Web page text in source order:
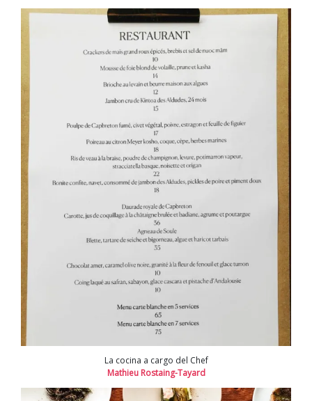
La cocina a cargo del Chef
Mathieu Rostaing-Tayard